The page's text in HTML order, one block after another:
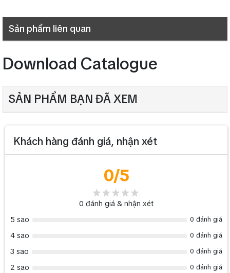
Sản phẩm liên quan
Download Catalogue
SẢN PHẨM BẠN ĐÃ XEM
Khách hàng đánh giá, nhận xét
0/5
0 đánh giá & nhận xét
5 sao
0 đánh giá
4 sao 0 đánh giá
3 sao 0 đánh giá
2 sao 0 đánh giá